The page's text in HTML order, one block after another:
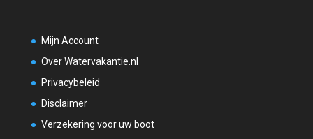
Mijn Account
Over Watervakantie.nl
Privacybeleid
Disclaimer
Verzekering voor uw boot